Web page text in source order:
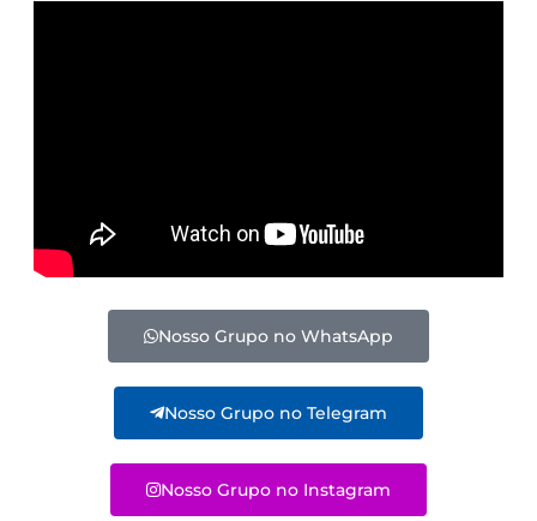
Nosso Grupo no WhatsApp
Nosso Grupo no Telegram
Nosso Grupo no Instagram